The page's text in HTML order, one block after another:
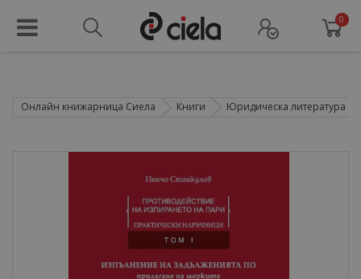
0
Онлайн книжарница Сиела Книги Юридическа литература